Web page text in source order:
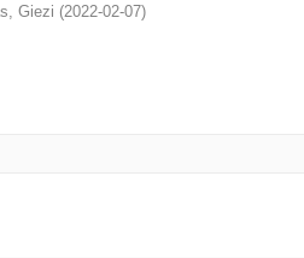
Giezi (2022-02-07)